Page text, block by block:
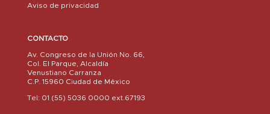
Aviso de privacidad
CONTACTO
Av. Congreso de la Unión No. 66,
Col. El Parque, Alcaldía
Venustiano Carranza
C.P. 15960 Ciudad de México
Tel: 01 (55) 5036 0000 ext.67193